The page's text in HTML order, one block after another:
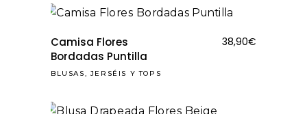
Camisa Flores
Bordadas Puntilla
38,90€
BLUSAS, JERSÉIS Y TOPS